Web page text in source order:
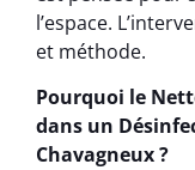
l’espace.
et méthode.
Pourquoi le
dans un
Chavagneux ?